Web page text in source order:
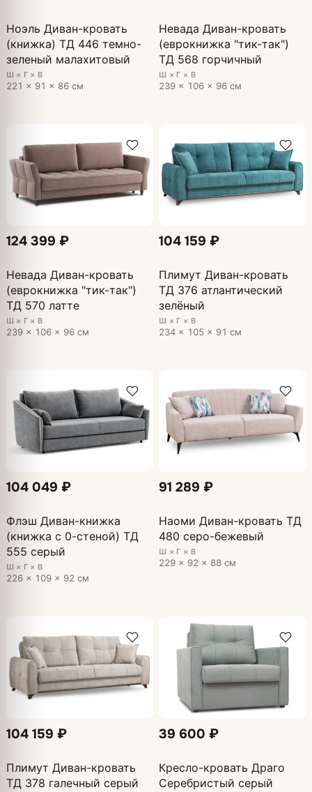
Ноэль Диван-кровать
(книжка) ТД 446 темно-
зеленый малахитовый
Ш × Г × В
221 × 91 × 86 см
Невада Диван-кровать
(еврокнижка "тик-так")
ТД 568 горчичный
Ш × Г × В
239 × 106 × 96 см
124 399 ₽
Невада Диван-кровать
(еврокнижка "тик-так")
ТД 570 латте
Ш × Г × В
239 × 106 × 96 см
104 159 ₽
Плимут Диван-кровать
ТД 376 атлантический
зелёный
Ш × Г × В
234 × 105 × 91 см
104 049 ₽
Флэш Диван-книжка
(книжка с 0-стеной) ТД
555 серый
Ш × Г × В
226 × 109 × 92 см
91 289 ₽
Наоми Диван-кровать ТД
480 серо-бежевый
Ш × Г × В
229 × 92 × 88 см
104 159 ₽
Плимут Диван-кровать
ТД 378 галечный серый
39 600 ₽
Кресло-кровать Драго
Серебристый серый